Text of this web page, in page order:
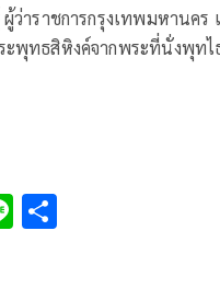
าราชการกรุงเทพมหานคร
พุทธสิหิงค์จากพระที่นั่งพุทไ
Li